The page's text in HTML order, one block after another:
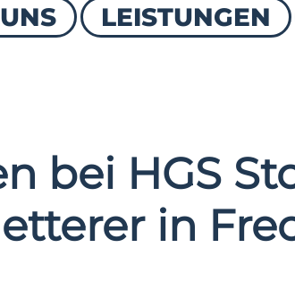
LEISTUNGEN
bei HGS
in